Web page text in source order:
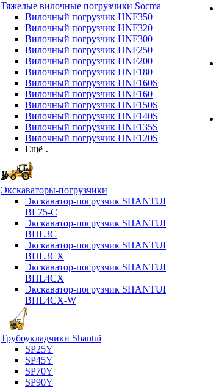
Тяжелые вилочные погрузчики Socma
Вилочный погрузчик HNF350
Вилочный погрузчик HNF320
Вилочный погрузчик HNF300
Вилочный погрузчик HNF250
Вилочный погрузчик HNF200
Вилочный погрузчик HNF180
Вилочный погрузчик HNF160S
Вилочный погрузчик HNF160
Вилочный погрузчик HNF150S
Вилочный погрузчик HNF140S
Вилочный погрузчик HNF135S
Вилочный погрузчик HNF120S
Ещё
Экскаваторы-погрузчики
Экскаватор-погрузчик SHANTUI
BL75-C
Экскаватор-погрузчик SHANTUI
BHL3C
Экскаватор-погрузчик SHANTUI
BHL3CX
Экскаватор-погрузчик SHANTUI
BHL4CX
Экскаватор-погрузчик SHANTUI
BHL4CX-W
Трубоукладчики Shantui
SP25Y
SP45Y
SP70Y
SP90Y